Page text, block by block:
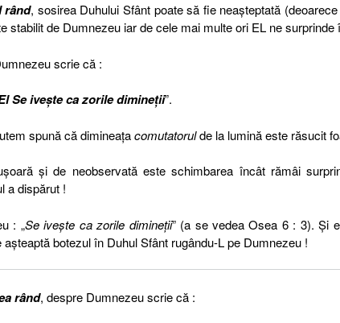
rând, sosirea Duhului Sfânt poate să fie neașteptată
stabilit de Dumnezeu iar de cele mai multe ori EL ne surprinde
scrie că :
Se iveşte ca zorile dimineţii”.
spună că dimineațacomutatorulde la lumină este răsucit
și de neobservată este schimbarea încât rămâi
a dispărut !
: „Se iveşte ca zorile dimineţii” (a se vedea Osea 6 : 3). Și
așteaptă botezul în Duhul Sfânt rugându-L pe Dumnezeu !
rând, despre Dumnezeu scrie că :